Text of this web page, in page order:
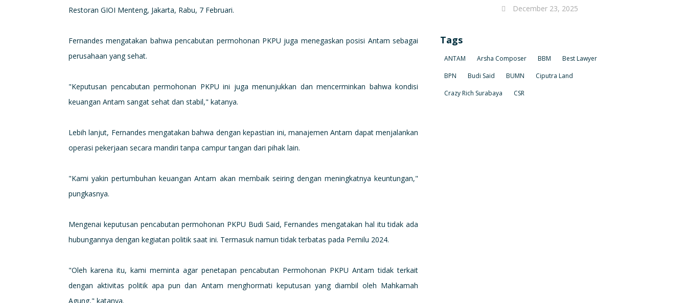
Restoran GIOI Menteng, Jakarta, Rabu, 7 Februari.
Fernandes mengatakan bahwa pencabutan permohonan PKPU juga menegaskan posisi Antam sebagai
perusahaan yang sehat.
"Keputusan pencabutan permohonan PKPU ini juga menunjukkan dan mencerminkan bahwa kondisi
keuangan Antam sangat sehat dan stabil," katanya.
Lebih lanjut, Fernandes mengatakan bahwa dengan kepastian ini, manajemen Antam dapat menjalankan
operasi pekerjaan secara mandiri tanpa campur tangan dari pihak lain.
"Kami yakin pertumbuhan keuangan Antam akan membaik seiring dengan meningkatnya keuntungan,"
pungkasnya.
Mengenai keputusan pencabutan permohonan PKPU Budi Said, Fernandes mengatakan hal itu tidak ada
hubungannya dengan kegiatan politik saat ini. Termasuk namun tidak terbatas pada Pemilu 2024.
"Oleh karena itu, kami meminta agar penetapan pencabutan Permohonan PKPU Antam tidak terkait
dengan aktivitas politik apa pun dan Antam menghormati keputusan yang diambil oleh Mahkamah
Agung," katanya.
December 23, 2025
Tags
ANTAM Arsha Composer BBM
Best Lawyer
BPN
Budi Said BUMN
Ciputra Land
Crazy Rich Surabaya
CSR